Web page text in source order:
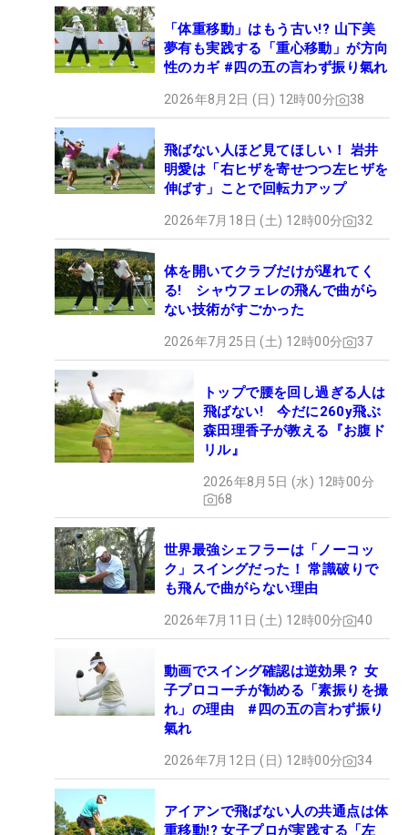
「体重移動」はもう古い!? 山下美
夢有も実践する「重心移動」が方向
性のカギ #四の五の言わず振り氣れ
2026年8月2日 (日) 12時00分 38
飛ばない人ほど見てほしい！ 岩井
明愛は「右ヒザを寄せつつ左ヒザを
伸ばす」ことで回転力アップ
2026年7月18日 (土) 12時00分 32
体を開いてクラブだけが遅れてく
る! シャウフェレの飛んで曲がら
ない技術がすごかった
2026年7月25日 (土) 12時00分 37
トップで腰を回し過ぎる人は
飛ばない! 今だに260y飛ぶ
森田理香子が教える『お腹ド
リル』
2026年8月5日 (水) 12時00分
68
世界最強シェフラーは「ノーコッ
ク」スイングだった！ 常識破りで
も飛んで曲がらない理由
2026年7月11日 (土) 12時00分 40
動画でスイング確認は逆効果？ 女
子プロコーチが勧める「素振りを撮
れ」の理由 #四の五の言わず振り
氣れ
2026年7月12日 (日) 12時00分 34
アイアンで飛ばない人の共通点は体
重移動!? 女子プロが実践する「左